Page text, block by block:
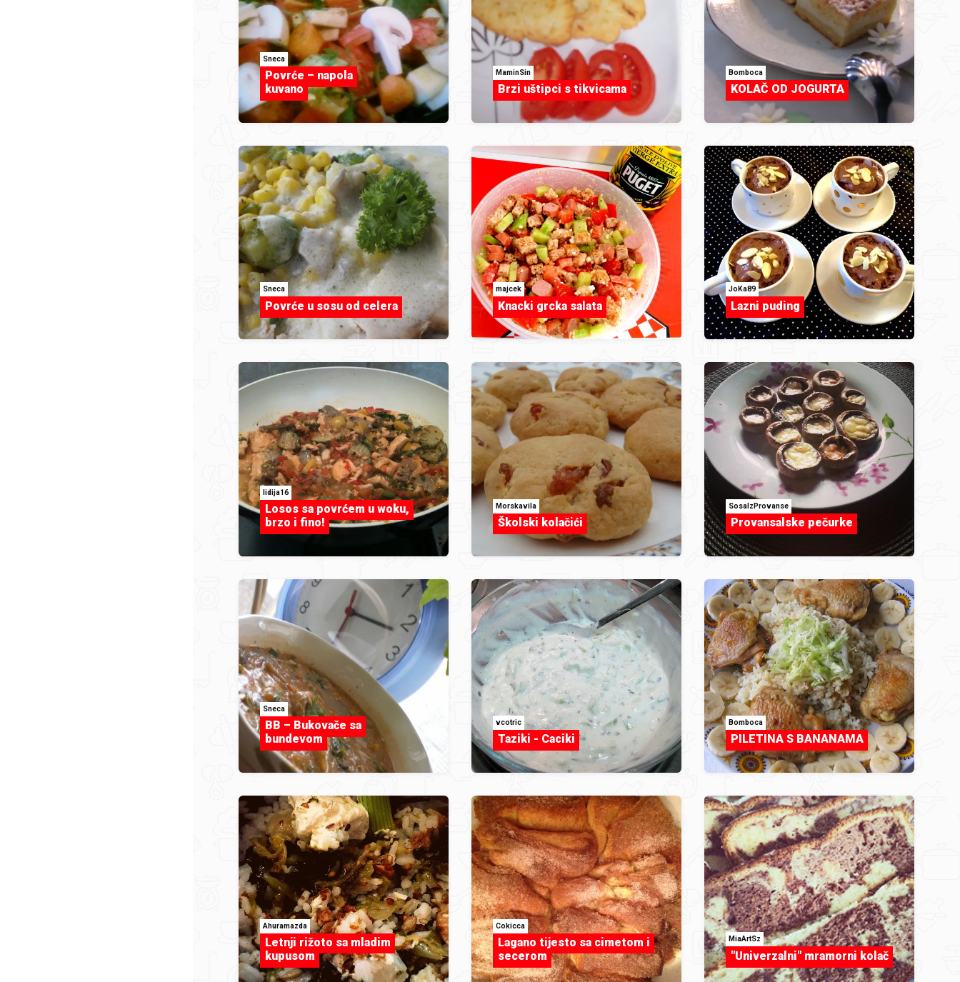
Sneca
Povrće – napola
kuvano
MaminSin
Brzi uštipci s tikvicama
Bomboca
KOLAČ OD JOGURTA
Sneca
Povrće u sosu od celera
majcek
Knacki grcka salata
JoKa89
Lazni puding
lidija16
Losos sa povrćem u woku,
brzo i fino!
Morskavila
Školski kolačići
SosaIzProvanse
Provansalske pečurke
Sneca
BB – Bukovače sa
bundevom
vcotric
Taziki - Caciki
Bomboca
PILETINA S BANANAMA
Ahuramazda
Letnji rižoto sa mladim
kupusom
Cokicca
Lagano tijesto sa cimetom i
secerom
MiaArtSz
"Univerzalni" mramorni kolač